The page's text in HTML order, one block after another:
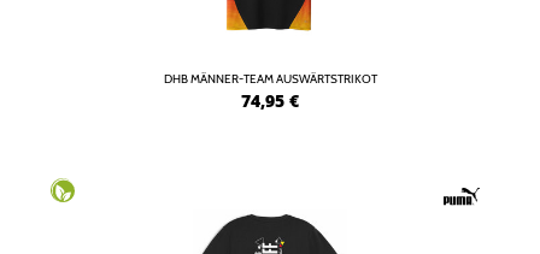
DHB MÄNNER-TEAM AUSWÄRTSTRIKOT
74,95 €